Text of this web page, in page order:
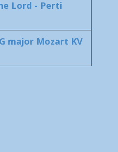
Lord - Perti
major Mozart KV